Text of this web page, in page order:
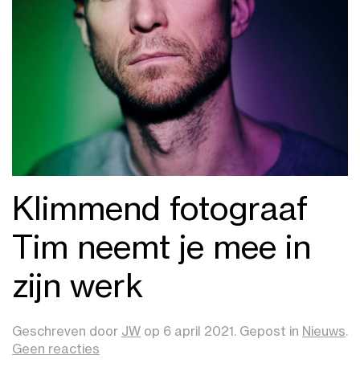
Klimmend fotograaf
Tim neemt je mee in
zijn werk
Geschreven door JW op 6 april 2021 . Gepost in Nieuws.
Geen reacties